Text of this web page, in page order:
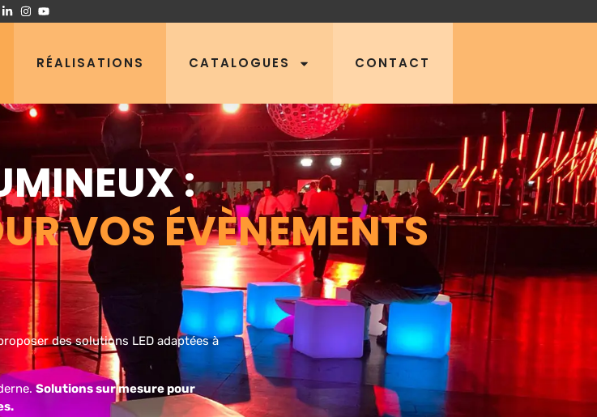
RÉALISATIONS CATALOGUES CONTACT
:
VOS ÉVÈNEMENTS
des solutions LED adaptées à
Solutions sur mesure pour